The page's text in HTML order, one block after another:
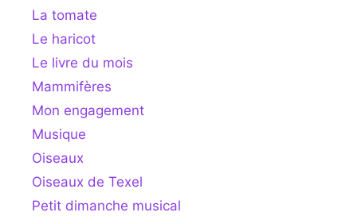
La tomate
Le haricot
Le livre du mois
Mammifères
Mon engagement
Musique
Oiseaux
Oiseaux de Texel
Petit dimanche musical